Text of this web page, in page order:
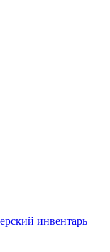
инвентарь